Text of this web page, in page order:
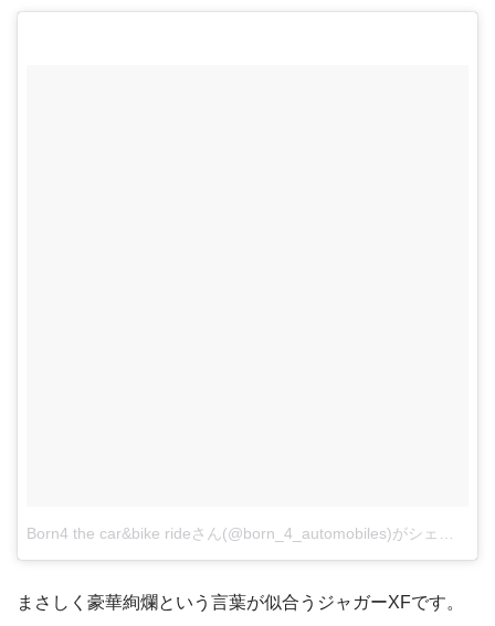
まさしく豪華絢爛という言葉が似合うジャガーXFです。